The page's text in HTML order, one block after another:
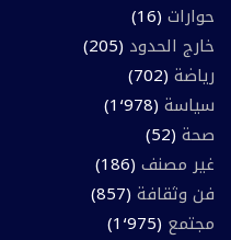
حوارات (16)
خارج الحدود (205)
رياضة (702)
سياسة (1٬978)
صحة (52)
غير مصنف (186)
فن وثقافة (857)
مجتمع (1٬975)